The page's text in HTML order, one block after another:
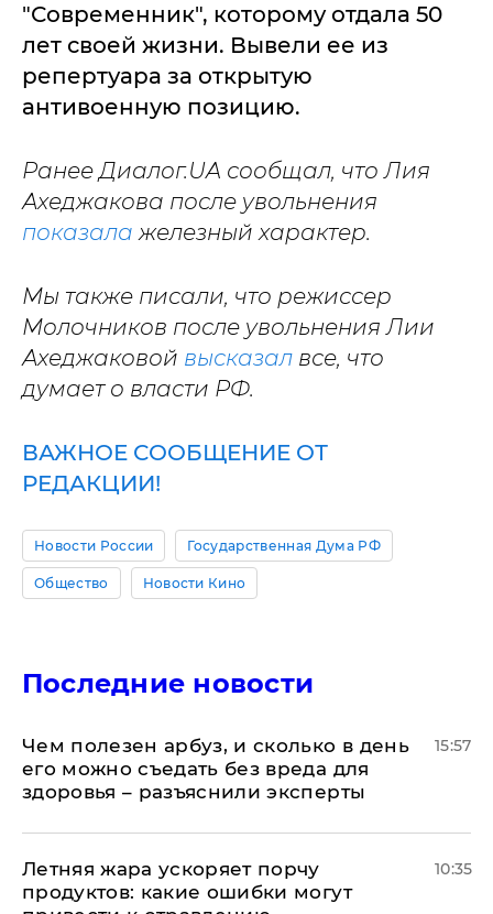
"Современник", которому отдала 50
лет своей жизни. Вывели ее из
репертуара за открытую
антивоенную позицию.
Ранее Диалог.UA сообщал, что Лия
Ахеджакова после увольнения
показала железный характер.
Мы также писали, что режиссер
Молочников после увольнения Лии
Ахеджаковой высказал все, что
думает о власти РФ.
ВАЖНОЕ СООБЩЕНИЕ ОТ
РЕДАКЦИИ!
Новости России Государственная Дума РФ
Общество Новости Кино
Последние новости
Чем полезен арбуз, и сколько в день
его можно съедать без вреда для
здоровья – разъяснили эксперты
15:57
Летняя жара ускоряет порчу
продуктов: какие ошибки могут
10:35